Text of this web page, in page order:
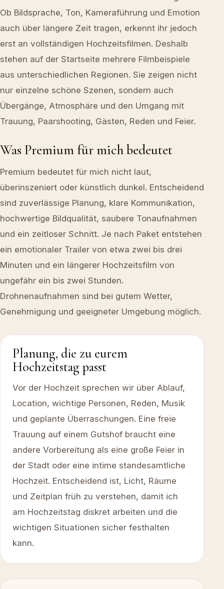
Ob Bildsprache, Ton, Kameraführung und Emotion
auch über längere Zeit tragen, erkennt ihr jedoch
erst an vollständigen Hochzeitsfilmen. Deshalb
stehen auf der Startseite mehrere Filmbeispiele
aus unterschiedlichen Regionen. Sie zeigen nicht
nur einzelne schöne Szenen, sondern auch
Übergänge, Atmosphäre und den Umgang mit
Trauung, Paarshooting, Gästen, Reden und Feier.
Was Premium für mich bedeutet
Premium bedeutet für mich nicht laut,
überinszeniert oder künstlich dunkel. Entscheidend
sind zuverlässige Planung, klare Kommunikation,
hochwertige Bildqualität, saubere Tonaufnahmen
und ein zeitloser Schnitt. Je nach Paket entstehen
ein emotionaler Trailer von etwa zwei bis drei
Minuten und ein längerer Hochzeitsfilm von
ungefähr ein bis zwei Stunden.
Drohnenaufnahmen sind bei gutem Wetter,
Genehmigung und geeigneter Umgebung möglich.
Planung, die zu eurem
Hochzeitstag passt
Vor der Hochzeit sprechen wir über Ablauf,
Location, wichtige Personen, Reden, Musik
und geplante Überraschungen. Eine freie
Trauung auf einem Gutshof braucht eine
andere Vorbereitung als eine große Feier in
der Stadt oder eine intime standesamtliche
Hochzeit. Entscheidend ist, Licht, Räume
und Zeitplan früh zu verstehen, damit ich
am Hochzeitstag diskret arbeiten und die
wichtigen Situationen sicher festhalten
kann.